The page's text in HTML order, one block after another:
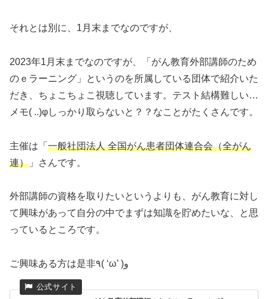
それとは別に、1月末までなのですが、
2023年1月末までなのですが、「がん教育外部講師のため
のｅラーニング」というのを所属している団体で紹介いた
だき、ちょこちょこ視聴しています。テスト結構難しい…
メモ( ..)φしっかり取らないと？？なことがたくさんです。
主催は「 一般社団法人 全国がん患者団体連合会（全がん
連） 」さんです。
外部講師の資格を取りたいというよりも、がん教育に対し
て興味があって自分の中でまずは知識を貯めたいな、と思
っているところです。
ご興味ある方は是非٩( ‘ω’ )و